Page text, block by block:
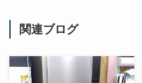
関連ブログ